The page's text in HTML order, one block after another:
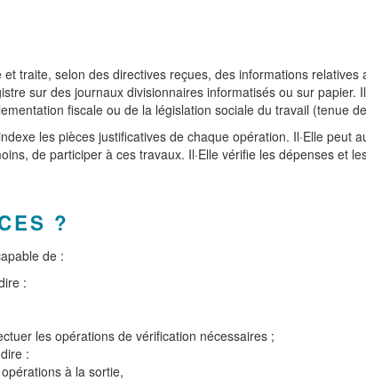
et traite, selon des directives reçues, des informations
sur des journaux divisionnaires informatisés ou sur papier.
fiscale ou de la législation sociale du travail (tenue
les pièces justificatives de chaque opération. Il·Elle peut
de participer à ces travaux. Il·Elle vérifie les dépenses et
?
de :
:
les opérations de vérification nécessaires ;
:
à la sortie,